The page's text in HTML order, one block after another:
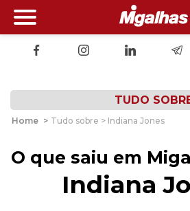
TUDO
Home > Tudo sobre > Indiana Jones
O que saiu em
Indiana